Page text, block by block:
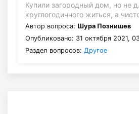
Купили загородный дом, но не
круглогодичного житься, а
Автор вопроса: Шура Познишев
Опубликовано: 31 октября 2021,
Раздел вопросов: Другое